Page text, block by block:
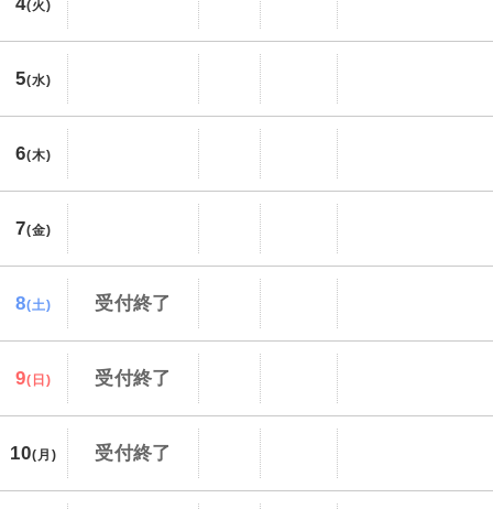
(火)
5(水)
6(木)
7(金)
8(土) 受付終了
9(日) 受付終了
10(月) 受付終了